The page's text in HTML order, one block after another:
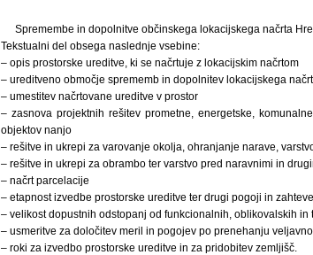
Spremembe in dopolnitve občinskega lokacijskega načrta
Tekstualni del obsega naslednje vsebine:
– opis prostorske ureditve, ki se načrtuje z lokacijskim načrtom
– ureditveno območje sprememb in dopolnitev lokacijskega
– umestitev načrtovane ureditve v prostor
– zasnova projektnih rešitev prometne, energetske,
objektov nanjo
– rešitve in ukrepi za varovanje okolja, ohranjanje narave,
– rešitve in ukrepi za obrambo ter varstvo pred naravnimi in
– načrt parcelacije
– etapnost izvedbe prostorske ureditve ter drugi pogoji in
– velikost dopustnih odstopanj od funkcionalnih, oblikovalskih in
– usmeritve za določitev meril in pogojev po prenehanju
– roki za izvedbo prostorske ureditve in za pridobitev zemljišč.